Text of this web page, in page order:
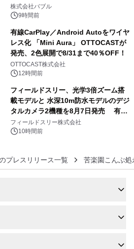
株式会社バブル
9時間前
有線CarPlay／Android Autoをワイヤ
レス化 「Mini Aura」 OTTOCASTが
発売、2色展開で8/31まで40％OFF！
OTTOCAST株式会社
12時間前
フィールドスリー、光学3倍ズーム搭
載モデルと 水深10m防水モデルのデジ
タルカメラ2機種を8月7日発売 有効
約1300万画素、用途別に選べるコンデ
ジ新登場
フィールドスリー株式会社
10時間前
プレスリリース一覧 苦楽園こんぶ処